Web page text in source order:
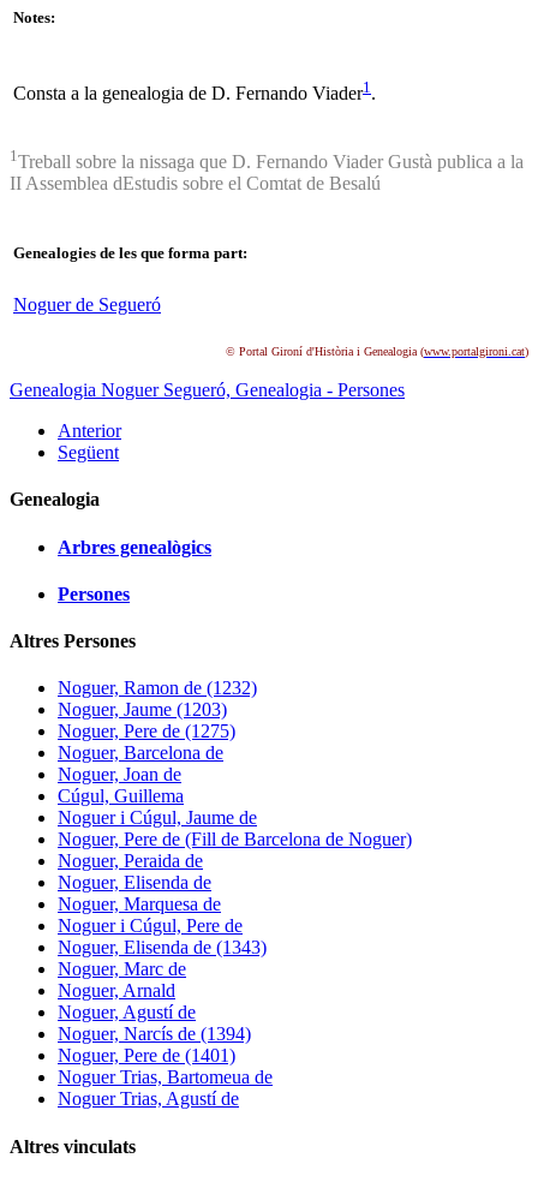
Notes:
Consta a la genealogia de D. Fernando Viader1 .
1 Treball sobre la nissaga que D. Fernando Viader Gustà publica a la
II Assemblea dEstudis sobre el Comtat de Besalú
Genealogies de les que forma part:
Noguer de Segueró
© Portal Gironí d'Història i Genealogia (www.portalgironi.cat)
Genealogia Noguer Segueró, Genealogia - Persones
Anterior
Següent
Genealogia
Arbres genealògics
Persones
Altres Persones
Noguer, Ramon de (1232)
Noguer, Jaume (1203)
Noguer, Pere de (1275)
Noguer, Barcelona de
Noguer, Joan de
Cúgul, Guillema
Noguer i Cúgul, Jaume de
Noguer, Pere de (Fill de Barcelona de Noguer)
Noguer, Peraida de
Noguer, Elisenda de
Noguer, Marquesa de
Noguer i Cúgul, Pere de
Noguer, Elisenda de (1343)
Noguer, Marc de
Noguer, Arnald
Noguer, Agustí de
Noguer, Narcís de (1394)
Noguer, Pere de (1401)
Noguer Trias, Bartomeua de
Noguer Trias, Agustí de
Altres vinculats